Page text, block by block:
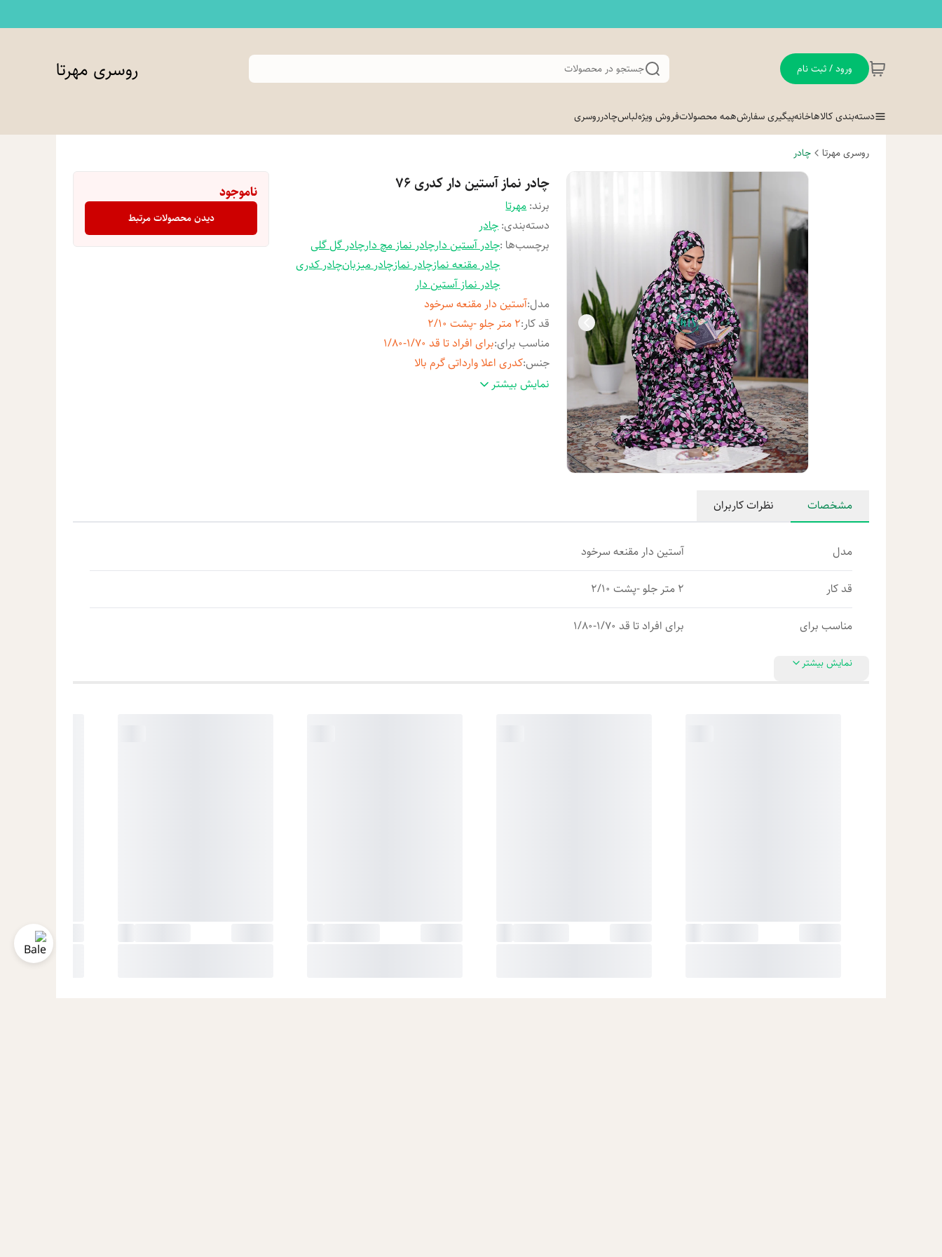
ورود / ثبت نام جستجو در محصولات روسری مهرتا
دسته‌بندی کالاهاخانهپیگیری سفارشهمه محصولاتفروش ویژهلباسچادرروسری
روسری مهرتا چادر
چادر نماز آستین دار کدری 76
برند:مهرتا
دسته‌بندی:چادر
برچسب‌ها :چادر آستین دارچادر نماز مچ دارچادر گل گلی
چادر مقنعه نمازچادر نمازچادر میزبانچادر کدری
چادر نماز آستین دار
مدل:آستین دار مقنعه سرخود
قد کار:2 متر جلو -پشت 2/10
مناسب برای:برای افراد تا قد 1/70-1/80
جنس:کدری اعلا وارداتی گرم بالا
عرض کار:2/40 متر
نمایش بیشتر
ناموجود
دیدن محصولات مرتبط
مشخصات نظرات کاربران
مدل آستین دار مقنعه سرخود
قد کار 2 متر جلو -پشت 2/10
مناسب برای برای افراد تا قد 1/70-1/80
نمایش بیشتر